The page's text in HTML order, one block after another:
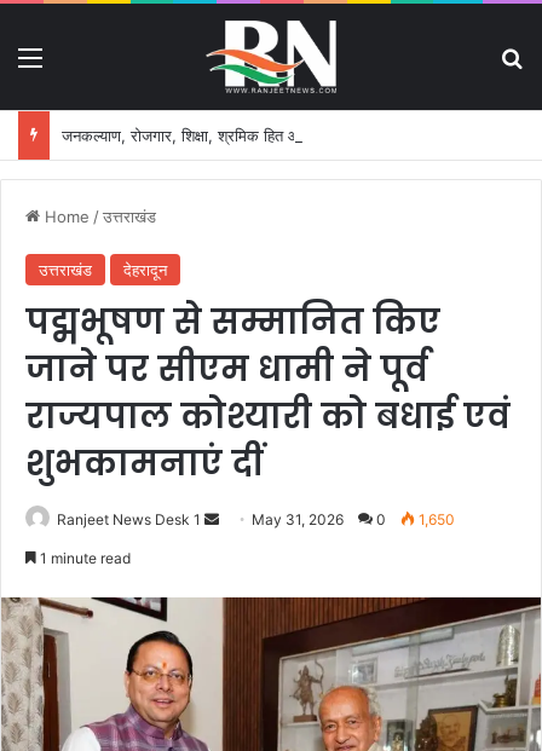
Home /उत्तराखंड
उत्तराखंड देहरादून
पद्मभूषण से सम्मानित किए
जाने पर सीएम धामी ने पूर्व
राज्यपाल कोश्यारी को बधाई एवं
शुभकामनाएं दीं
Ranjeet News Desk 1 May 31, 2026 0 1,650
1 minute read